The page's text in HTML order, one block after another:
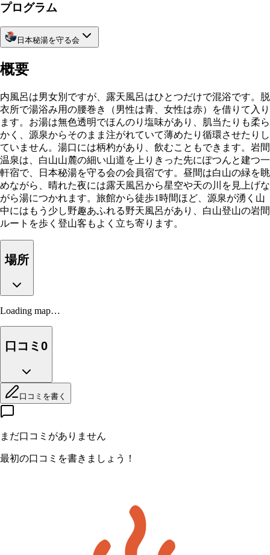
プログラム
日本秘湯を守る会
概要
内風呂は男女別ですが、露天風呂はひとつだけで混浴です。脱
衣所で湯浴み用の腰巻き（男性は青、女性は赤）を借りて入り
ます。お湯は無色透明でほんのり塩味があり、肌当たりも柔ら
かく、源泉からそのまま注がれていて薄めたり循環させたりし
ていません。湯口には柄杓があり、飲むこともできます。岩間
温泉は、白山山麓の細い山道を上りきった先にぽつんと建つ一
軒宿で、日本秘湯を守る会の会員宿です。昼間は白山の緑を眺
めながら、晴れた夜には露天風呂から星空や天の川を見上げな
がら湯につかれます。旅館から徒歩1時間ほど、源泉が湧く山
中にはもう少し野趣あふれる野天風呂があり、白山登山の岩間
ルートを歩く登山客もよく立ち寄ります。
場所
Loading map…
口コミ 0
口コミを書く
まだ口コミがありません
最初の口コミを書きましょう！